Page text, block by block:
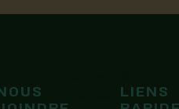
Laurier-Station
LIENS